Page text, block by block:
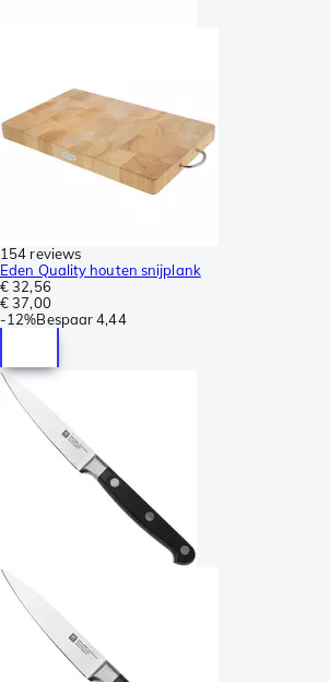
154 reviews
Eden Quality houten snijplank
€ 32,56
€ 37,00
-12%Bespaar 4,44